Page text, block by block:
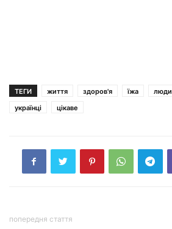
ТЕГИ життя здоров'я їжа люди
українці
цікаве
попередня стаття